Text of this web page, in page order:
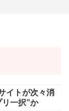
イトが次々消
一択”か